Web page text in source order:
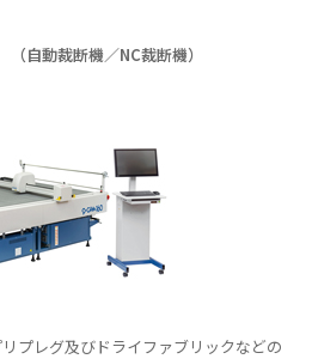
（自動裁断機／NC裁断機）
プレグ及びドライファブリックなどの